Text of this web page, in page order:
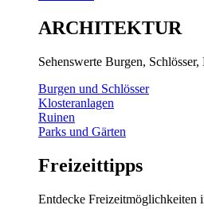
ARCHITEKTUR
Sehenswerte Burgen,
Burgen und Schlösser
Klosteranlagen
Ruinen
Parks und Gärten
Freizeittipps
Entdecke Freizeitmöglichkeiten